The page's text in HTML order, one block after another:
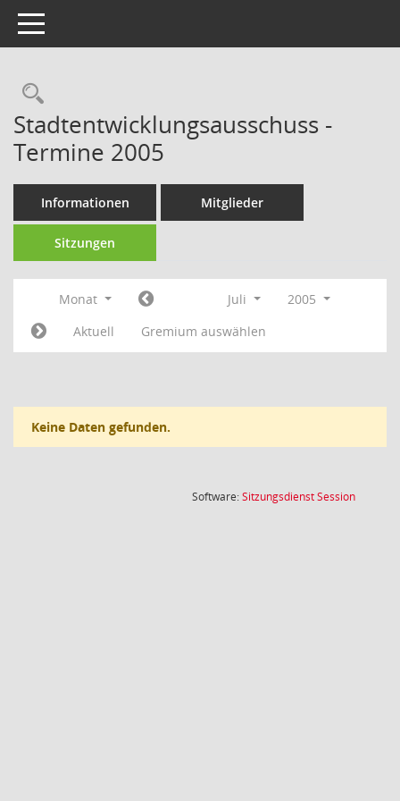
Toggle navigation
Rechercheauswahl
Stadtentwicklungsausschuss -
Termine 2005
Informationen Mitglieder
Sitzungen
Monat Juli
2005
Aktuell
Gremium auswählen
Keine Daten gefunden.
Software:SitzungsdienstSession(Wird in